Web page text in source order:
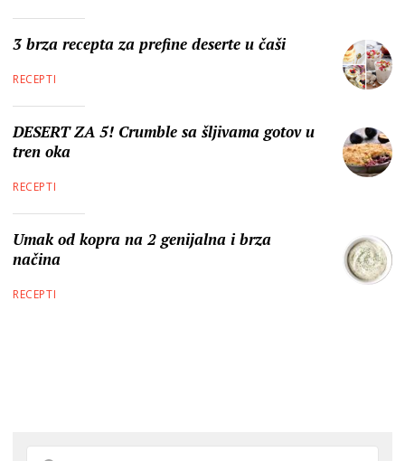
3 brza recepta za prefine deserte u čaši
RECEPTI
DESERT ZA 5! Crumble sa šljivama gotov u
tren oka
RECEPTI
Umak od kopra na 2 genijalna i brza
načina
RECEPTI